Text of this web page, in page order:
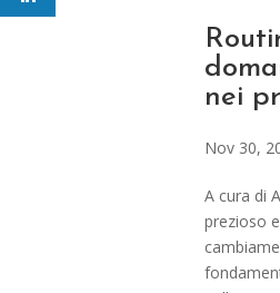
nei
Nov 30,
A cura di
prezioso